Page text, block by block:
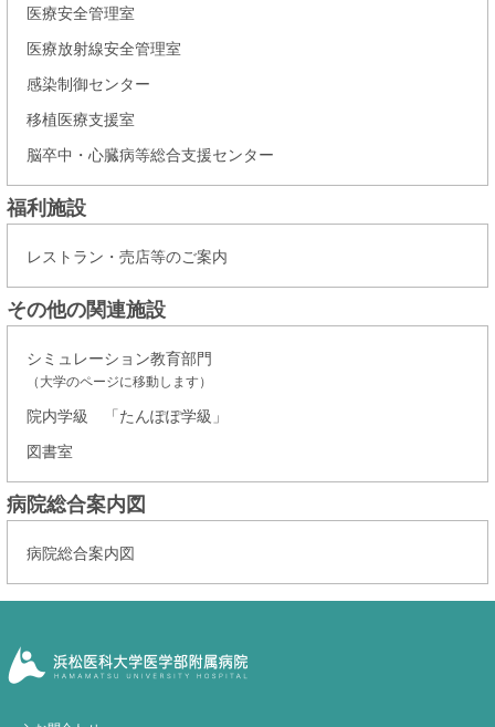
医療安全管理室
医療放射線安全管理室
感染制御センター
移植医療支援室
脳卒中・心臓病等総合支援センター
福利施設
レストラン・売店等のご案内
その他の関連施設
シミュレーション教育部門
（大学のページに移動します）
院内学級 「たんぽぽ学級」
図書室
病院総合案内図
病院総合案内図